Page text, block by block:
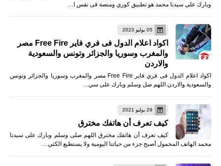
وبارك على سيدنا محمد هو تطبيق كوري ومنصة فى نفس ا…
05 يوليو 2023
اكواد اعلام الدول فى فري فاير Free Fire مصر
والمغرب وسوريا والجزائر وتونس والسعودية
والاردن
اكواد اعلام الدول فى فري فاير Free Fire مصر والمغرب وسوريا والجزائر وتونس
والسعودية والاردن اللهم صل وسلم وبارك على سي…
29 يوليو 2021
كيف تعرف أن هاتفك مخترق
كيف تعرف أن هاتفك مخترق اللهم صلى وسلم وبارك على سيدنا
محمد الهاتف المحمول أصبح جزء من حياتنا اليومية ولا يستطيع الكثي…